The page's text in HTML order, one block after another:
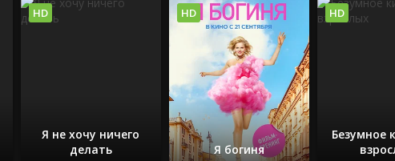
Я не хочу ничего
делать
HD
Я богиня
HD
Безумное
HD